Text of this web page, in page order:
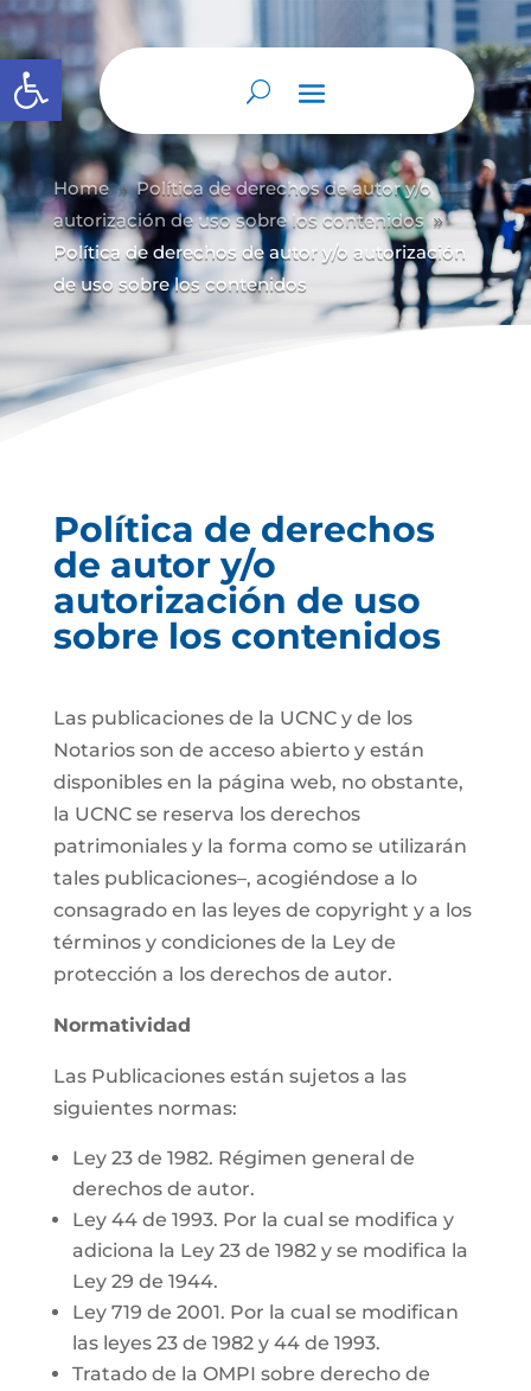
Abrir barra de herramientas
Home 9 Política de derechos de autor y/o
autorización de uso sobre los contenidos 9
Política de derechos de autor y/o autorización
de uso sobre los contenidos
Política de derechos
de autor y/o
autorización de uso
sobre los contenidos
Las publicaciones de la UCNC y de los
Notarios son de acceso abierto y están
disponibles en la página web, no obstante,
la UCNC se reserva los derechos
patrimoniales y la forma como se utilizarán
tales publicaciones–, acogiéndose a lo
consagrado en las leyes de copyright y a los
términos y condiciones de la Ley de
protección a los derechos de autor.
Normatividad
Las Publicaciones están sujetos a las
siguientes normas:
Ley 23 de 1982. Régimen general de
derechos de autor.
Ley 44 de 1993. Por la cual se modifica y
adiciona la Ley 23 de 1982 y se modifica la
Ley 29 de 1944.
Ley 719 de 2001. Por la cual se modifican
las leyes 23 de 1982 y 44 de 1993.
Tratado de la OMPI sobre derecho de